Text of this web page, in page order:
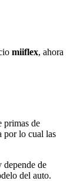
miiflex, ahora
primas de
por lo cual las
depende de
del auto.